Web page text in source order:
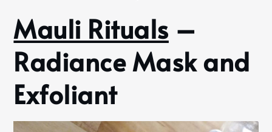
Mauli Rituals –
Radiance Mask and
Exfoliant